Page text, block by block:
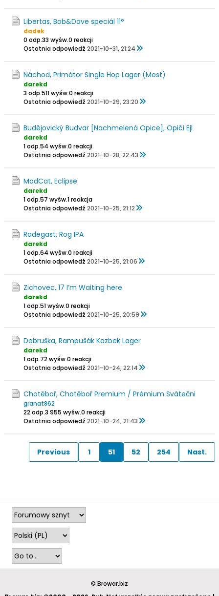
Libertas, Bob&Dave speciál 11°
dadek
0 odp.33 wyśw.0 reakcji
Ostatnia odpowiedź 2021-10-31, 21:24
Náchod, Primátor Single Hop Lager (Most)
darekd
3 odp.511 wyśw.0 reakcji
Ostatnia odpowiedź 2021-10-29, 23:20
Budějovický Budvar [Nachmelená Opice], Opičí Ejl
darekd
1 odp.54 wyśw.0 reakcji
Ostatnia odpowiedź 2021-10-28, 22:43
MadCat, Eclipse
darekd
1 odp.57 wyśw.1 reakcja
Ostatnia odpowiedź 2021-10-25, 21:12
Radegast, Rog IPA
darekd
1 odp.64 wyśw.0 reakcji
Ostatnia odpowiedź 2021-10-25, 21:06
Zichovec, 17 I’m Waiting here
darekd
1 odp.51 wyśw.0 reakcji
Ostatnia odpowiedź 2021-10-25, 20:59
Dobruška, Rampušák Kazbek Lager
darekd
1 odp.72 wyśw.0 reakcji
Ostatnia odpowiedź 2021-10-24, 22:14
Chotěboř, Chotěboř Premium / Prémium Svátečni
granat862
22 odp.3 955 wyśw.0 reakcji
Ostatnia odpowiedź 2021-10-24, 21:43
Previous 1 51 52 254 Nast.
© Browar.biz